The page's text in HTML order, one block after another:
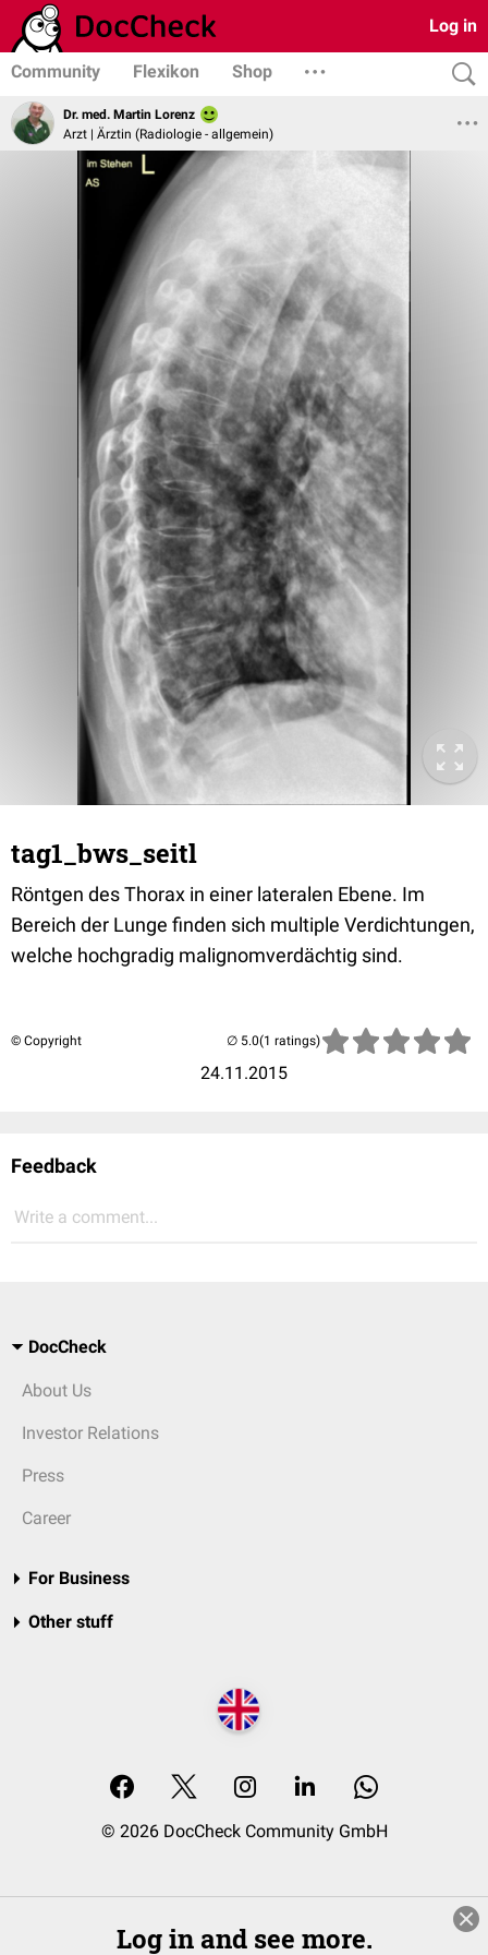
Log in
Community Flexikon Shop
Dr. med. Martin Lorenz
Arzt | Ärztin (Radiologie - allgemein)
tag1_bws_seitl
Röntgen des Thorax in einer lateralen Ebene. Im
Bereich der Lunge finden sich multiple Verdichtungen,
welche hochgradig malignomverdächtig sind.
© Copyright
24.11.2015
(1 ratings)
Feedback
Write a comment...
DocCheck
About Us
Investor Relations
Press
Career
For Business
Other stuff
© 2026 DocCheck Community GmbH
Log in and see more.